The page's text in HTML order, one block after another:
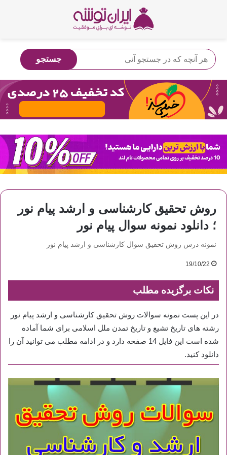
روش تحقیق کارشناسی و ارشد پیام نور
؛ دانلود نمونه سوال پیام نور
نمونه درس روش تحقیق سوال کارشناسی و ارشد پیام نور
19/10/22
نکات برگزیده مطلب
در این پست نمونه سوالات روش تحقیق کارشناسی و ارشد پیام نور
رشته های تاریخ تشیع و تاریخ تمدن ملل اسلامی برای شما آماده
شده است این فایل 14 صفحه دارد و در ادامه مطلب می توانید آن را
دانلود کنید.